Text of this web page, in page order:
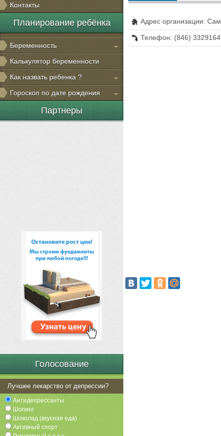
Контакты
Планирование ребёнка
Беременность
Калькулятор беременности
Как назвать ребенка ?
Гороскоп по дате рождения
Партнеры
Голосование
Лучшее лекарство от депрессии?
Антидепрессанты
Шопинг
Шоколад (вкусная еда)
Активный спорт
Адрес организации:
Телефон: (846) 3329164